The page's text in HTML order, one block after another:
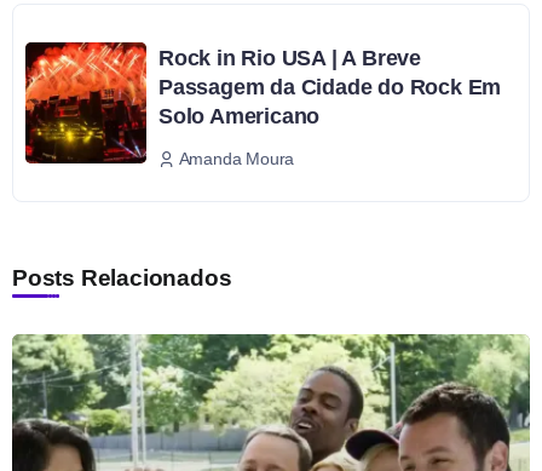
Rock in Rio USA | A Breve
Passagem da Cidade do Rock Em
Solo Americano
Amanda Moura
Posts Relacionados